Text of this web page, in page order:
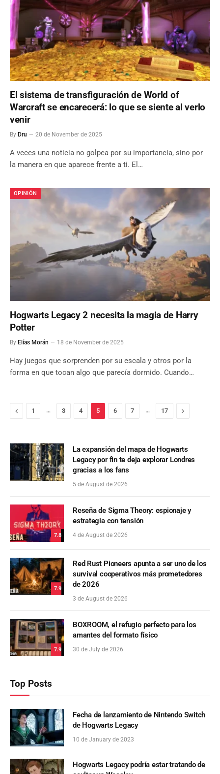
El sistema de transfiguración de World of
Warcraft se encarecerá: lo que se siente al verlo
venir
By Dru 20 de November de 2025
A veces una noticia no golpea por su importancia, sino por
la manera en que aparece frente a ti. El…
OPINIÓN
Hogwarts Legacy 2 necesita la magia de Harry
Potter
By Elías Morán 18 de November de 2025
Hay juegos que sorprenden por su escala y otros por la
forma en que tocan algo que parecía dormido. Cuando…
Previous
1 … 3 4 5 6 7 … 17 Next
La expansión del mapa de Hogwarts
Legacy por fin te deja explorar Londres
gracias a los fans
5 de August de 2026
7.8
Reseña de Sigma Theory: espionaje y
estrategia con tensión
4 de August de 2026
7.9
Red Rust Pioneers apunta a ser uno de los
survival cooperativos más prometedores
de 2026
3 de August de 2026
7.9
BOXROOM, el refugio perfecto para los
amantes del formato físico
30 de July de 2026
Top Posts
Fecha de lanzamiento de Nintendo Switch
de Hogwarts Legacy
10 de January de 2023
Hogwarts Legacy podría estar tratando de